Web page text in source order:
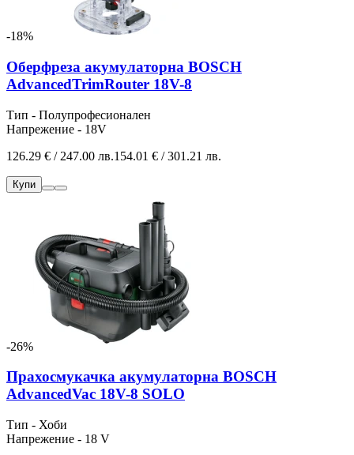
-18%
Оберфреза акумулаторна BOSCH
AdvancedTrimRouter 18V-8
Тип - Полупрофесионален
Напрежение - 18V
126.29 € / 247.00 лв.154.01 € / 301.21 лв.
Купи
-26%
Прахосмукачка акумулаторна BOSCH
AdvancedVac 18V-8 SOLO
Тип - Хоби
Напрежение - 18 V